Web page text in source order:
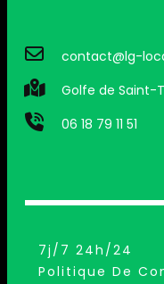
contact@lg-
Golfe de Saint-
06 18 79 11 51
7j/7 24h/24
Politique De